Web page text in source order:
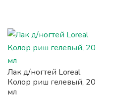
Лак д/ногтей Loreal
Колор риш гелевый, 20
мл